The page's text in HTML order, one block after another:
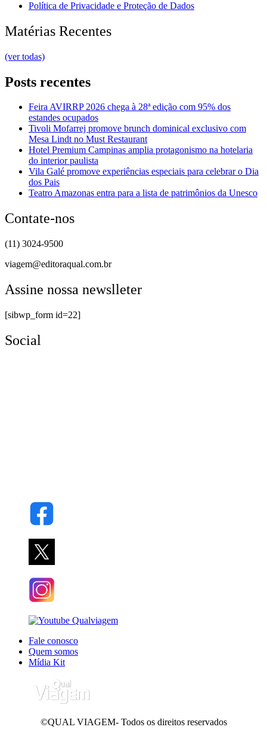
Política de Privacidade e Proteção de Dados
Matérias Recentes
(ver todas)
Posts recentes
Feira AVIRRP 2026 chega à 28ª edição com 95% dos
estandes ocupados
Tivoli Mofarrej promove brunch dominical exclusivo com
Mesa Lindt no Must Restaurant
Hotel Premium Campinas amplia protagonismo na hotelaria
do interior paulista
Vila Galé promove experiências especiais para celebrar o Dia
dos Pais
Teatro Amazonas entra para a lista de patrimônios da Unesco
Contate-nos
(11) 3024-9500
viagem@editoraqual.com.br
Assine nossa newslleter
[sibwp_form id=22]
Social
Fale conosco
Quem somos
Mídia Kit
©QUAL VIAGEM- Todos os direitos reservados